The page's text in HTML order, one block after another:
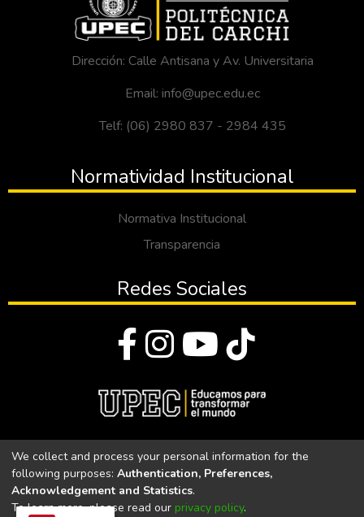
Dirección: Calle Antisana y Av. Universitaria
Email: info@upec.edu.ec
Telf: (06) 2980 837 - 2984 435
Normatividad Institucional
Normativa Institucional
Transparencia
Redes Sociales
Universidad Politécnica Estatal del Carchi
We collect and process your personal information for the
following purposes: Authentication, Preferences,
Acknowledgement and Statistics.
To learn more, please read our privacy policy.